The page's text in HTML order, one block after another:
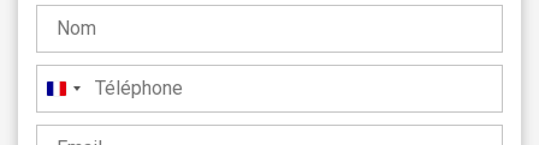
France
+33